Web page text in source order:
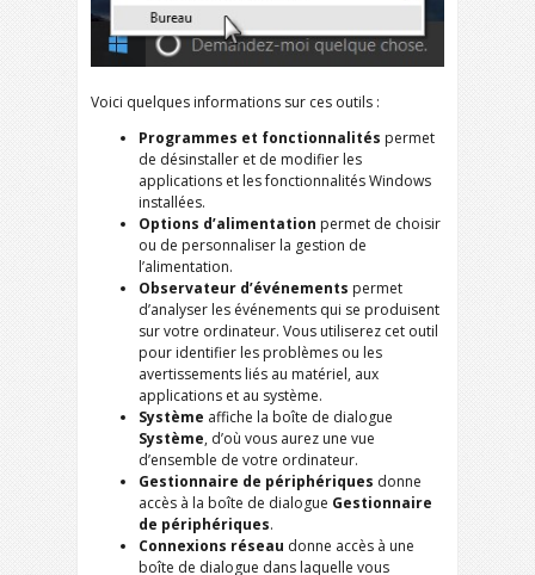
Voici quelques informations sur ces outils :
Programmes et fonctionnalités permet
de désinstaller et de modifier les
applications et les fonctionnalités Windows
installées.
Options d’alimentation permet de choisir
ou de personnaliser la gestion de
l’alimentation.
Observateur d’événements permet
d’analyser les événements qui se produisent
sur votre ordinateur. Vous utiliserez cet outil
pour identifier les problèmes ou les
avertissements liés au matériel, aux
applications et au système.
Système affiche la boîte de dialogue
Système, d’où vous aurez une vue
d’ensemble de votre ordinateur.
Gestionnaire de périphériques donne
accès à la boîte de dialogue Gestionnaire
de périphériques.
Connexions réseau donne accès à une
boîte de dialogue dans laquelle vous